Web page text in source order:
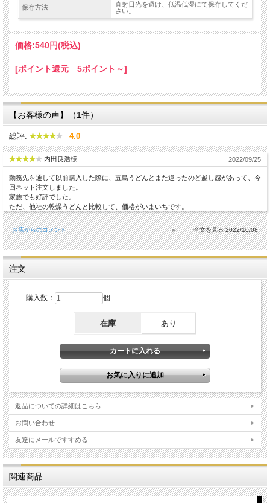
保存方法
直射日光を避け、低温低湿にて保存してくだ
さい。
価格:540円(税込)
[ポイント還元 5ポイント～]
【お客様の声】（1件）
総評: 4.0
内田良浩様 2022/09/25
勤務先を通して以前購入した際に、五島うどんとまた違ったのど越し感があって、今
回ネット注文しました。
家族でも好評でした。
ただ、他社の乾燥うどんと比較して、価格がいまいちです。
お店からのコメント 2022/10/08
注文
購入数： 個
在庫 あり
返品についての詳細はこちら
お問い合わせ
友達にメールですすめる
関連商品